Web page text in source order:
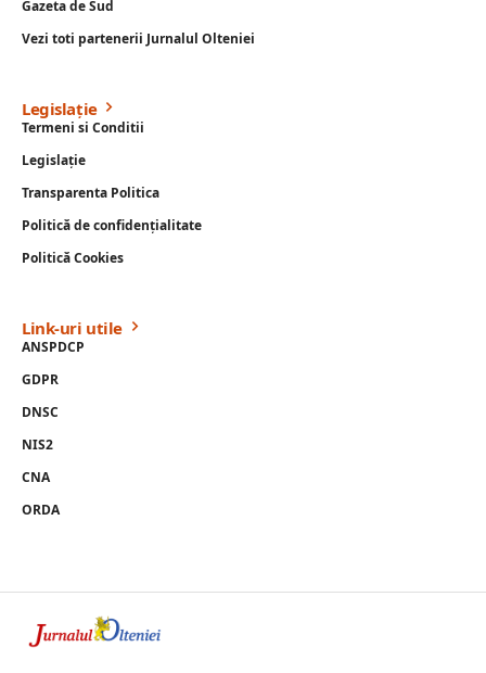
Gazeta de Sud
Vezi toti partenerii Jurnalul Olteniei
Legislație
Termeni si Conditii
Legislație
Transparenta Politica
Politică de confidențialitate
Politică Cookies
Link-uri utile
ANSPDCP
GDPR
DNSC
NIS2
CNA
ORDA